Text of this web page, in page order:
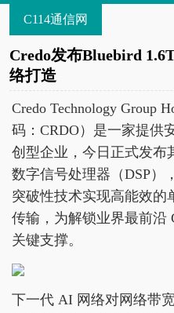
C114通信网
Credo发布Bluebird
络打造
Credo Technology Group
码：CRDO）是一家提供
创型企业，今日正式发布
数字信号处理器（DSP）
突破性技术实现高能效的
传输，为解锁业界最前沿
关键支撑。
下一代 AI 网络对网络带